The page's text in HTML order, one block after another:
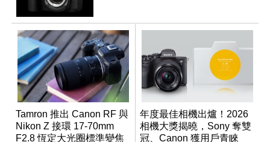
Tamron 推出 Canon RF 與
Nikon Z 接環 17-70mm
F2.8 恆定大光圈標準變焦
年度最佳相機出爐！2026
相機大獎揭曉，Sony 奪雙
冠、Canon 獲用戶青睞